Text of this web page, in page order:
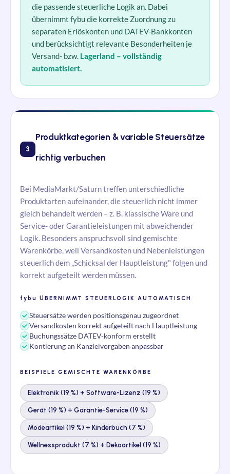
die passende steuerliche Logik an. Dabei
übernimmt fybu die korrekte Zuordnung zu
separaten Erlöskonten und DATEV-Bankkonten
und berücksichtigt relevante Besonderheiten je
Versand- bzw. Lagerland – vollständig
automatisiert.
3
Produktkategorien & variable Steuersätze
richtig verbuchen
Bei MediaMarkt/Saturn treffen unterschiedliche
Produktarten aufeinander, die steuerlich nicht immer
gleich behandelt werden – z. B. klassische Ware und
Service- oder Garantieleistungen mit abweichender
Logik. Besonders anspruchsvoll sind gemischte
Warenkörbe, weil Versandkosten und Nebenleistungen
steuerlich dem „Schicksal der Hauptleistung" folgen und
korrekt aufgeteilt werden müssen.
fybu ÜBERNIMMT STEUERLOGIK AUTOMATISCH
Steuersätze werden positionsgenau zugeordnet
Versandkosten korrekt aufgeteilt nach Hauptleistung
Buchungssätze DATEV-konform erstellt
Kontierung an Kanzleivorgaben anpassbar
BEISPIELE GEMISCHTE WARENKÖRBE
Elektronik (19 %) + Software-Lizenz (19 %)
Gerät (19 %) + Garantie-Service (19 %)
Modeartikel (19 %) + Kinderbuch (7 %)
Wellnessprodukt (7 %) + Dekoartikel (19 %)